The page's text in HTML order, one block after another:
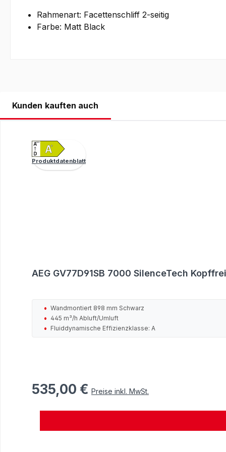
Rahmenart: Facettenschliff 2-seitig
Farbe: Matt Black
Kunden kauften auch
Produktdatenblatt
AEG GV77D91SB 7000 SilenceTech
Wandmontiert 898 mm Schwarz
445 m³/h Abluft/Umluft
Fluiddynamische Effizienzklasse: A
Regulärer Preis:
535,00 € Preise inkl. MwSt.